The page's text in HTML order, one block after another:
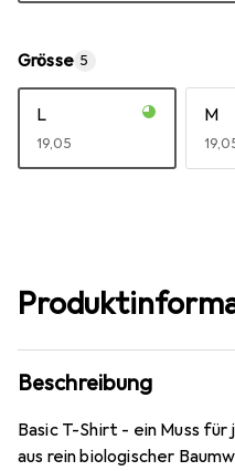
Grösse 5
L
EUR
19,05
M
EUR
Beschreibung
Basic T-Shirt - ein Muss
aus rein biologischer